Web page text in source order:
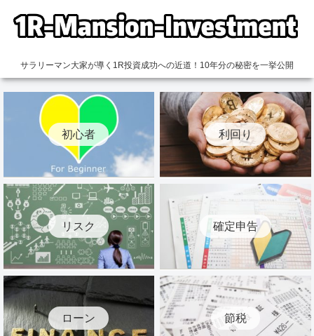
サラリーマン大家が導く1R投資成功への近道！10年分の秘密を一挙公開
初心者 利回り
リスク 確定申告
ローン 節税